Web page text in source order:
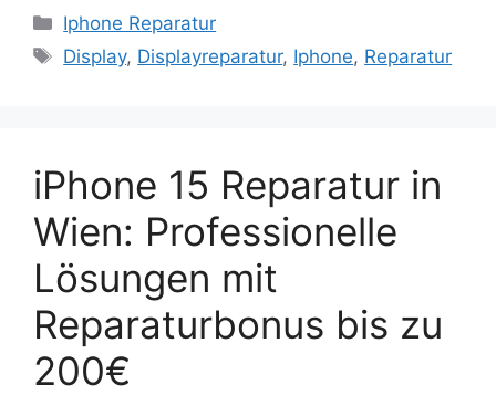
Categories
Iphone Reparatur
Tags
Display, Displayreparatur, Iphone, Reparatur
iPhone 15 Reparatur in
Wien: Professionelle
Lösungen mit
Reparaturbonus bis zu
200€